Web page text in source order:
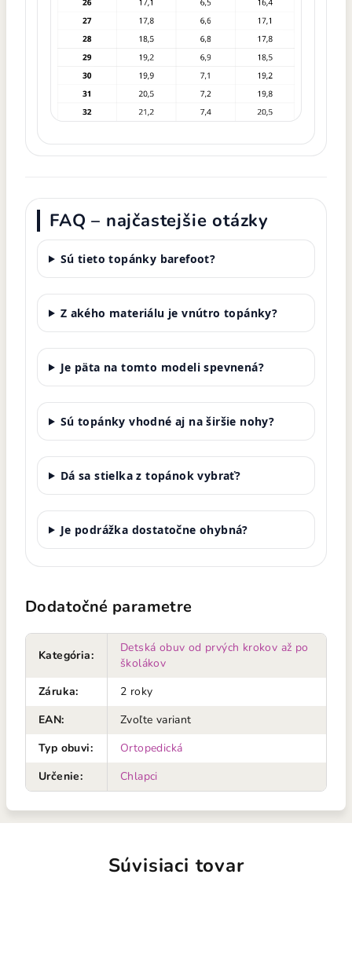
FAQ – najčastejšie otázky
Sú tieto topánky barefoot?
Z akého materiálu je vnútro topánky?
Je päta na tomto modeli spevnená?
Sú topánky vhodné aj na širšie nohy?
Dá sa stielka z topánok vybrať?
Je podrážka dostatočne ohybná?
Dodatočné parametre
Kategória:
Detská obuv od prvých krokov až po
školákov
Záruka:
2 roky
EAN:
Zvoľte variant
Typ obuvi:
Ortopedická
Určenie: Chlapci
Súvisiaci tovar